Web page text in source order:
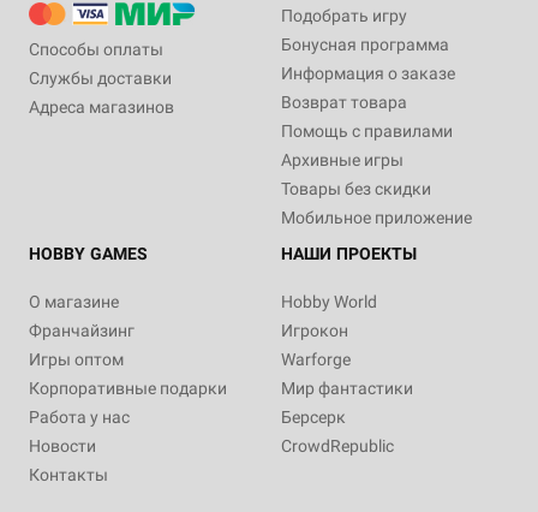
Способы оплаты
Службы доставки
Адреса магазинов
Подобрать игру
Бонусная программа
Информация о заказе
Возврат товара
Помощь с правилами
Архивные игры
Товары без скидки
Мобильное приложение
HOBBY GAMES
О магазине
Франчайзинг
Игры оптом
Корпоративные подарки
Работа у нас
Новости
Контакты
НАШИ ПРОЕКТЫ
Hobby World
Игрокон
Warforge
Мир фантастики
Берсерк
CrowdRepublic